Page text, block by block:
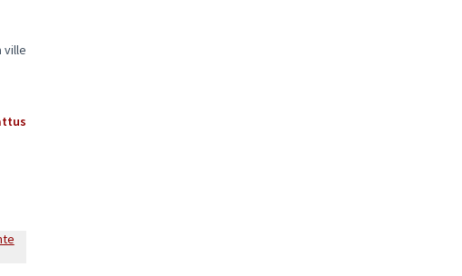
et embellissement de la ville
ville